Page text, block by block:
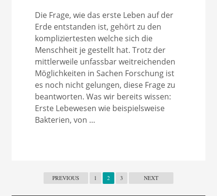
Die Frage, wie das erste Leben auf der
Erde entstanden ist, gehört zu den
kompliziertesten welche sich die
Menschheit je gestellt hat. Trotz der
mittlerweile unfassbar weitreichenden
Möglichkeiten in Sachen Forschung ist
es noch nicht gelungen, diese Frage zu
beantworten. Was wir bereits wissen:
Erste Lebewesen wie beispielsweise
Bakterien, von …
PREVIOUS 1 2 3 NEXT